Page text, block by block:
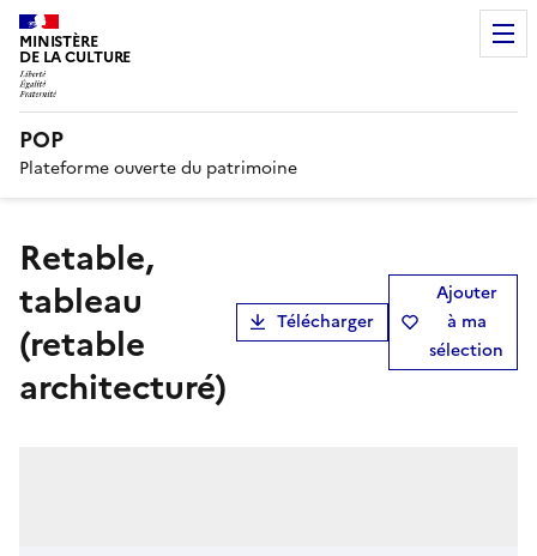
MINISTÈRE
DE LA CULTURE
POP
Plateforme ouverte du patrimoine
retable,
tableau
(retable
architecturé)
Télécharger
Ajouter
à ma
sélection